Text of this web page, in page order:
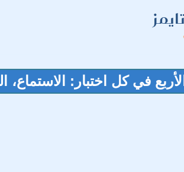
في كل اختبار: الاستماع،